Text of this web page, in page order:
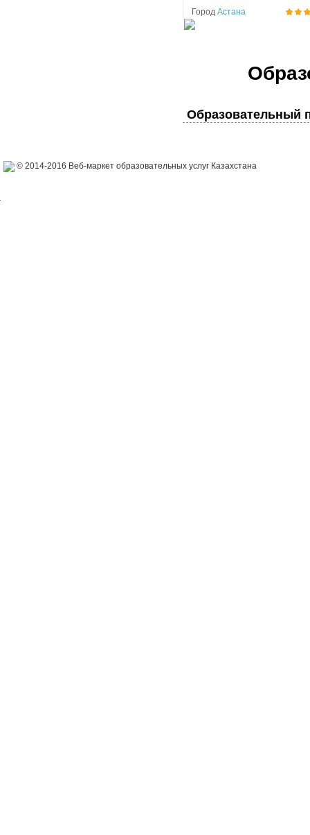
Город Астана
Образовательный
© 2014-2016 Веб-маркет образовательных услуг Казахстана